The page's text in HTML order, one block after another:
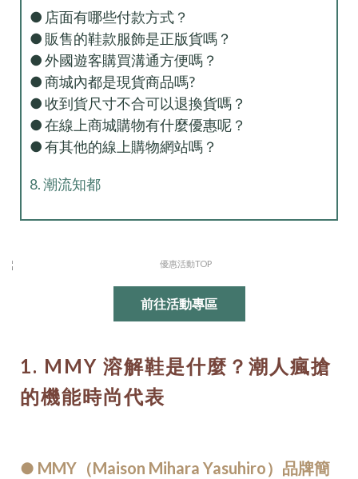
● 店面有哪些付款方式？
● 販售的鞋款服飾是正版貨嗎？
● 外國遊客購買溝通方便嗎？
● 商城內都是現貨商品嗎?
● 收到貨尺寸不合可以退換貨嗎？
● 在線上商城購物有什麼優惠呢？
● 有其他的線上購物網站嗎？
8. 潮流知都
前往活動專區
1. MMY 溶解鞋是什麼？潮人瘋搶
的機能時尚代表
● MMY（Maison Mihara Yasuhiro）品牌簡